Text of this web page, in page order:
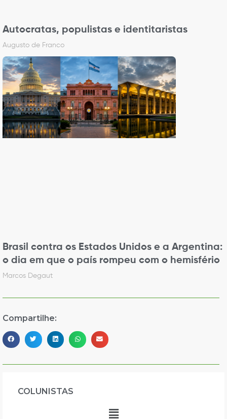
Autocratas, populistas e identitaristas
Augusto de Franco
Brasil contra os Estados Unidos e a Argentina:
o dia em que o país rompeu com o hemisfério
Marcos Degaut
Compartilhe:
COLUNISTAS